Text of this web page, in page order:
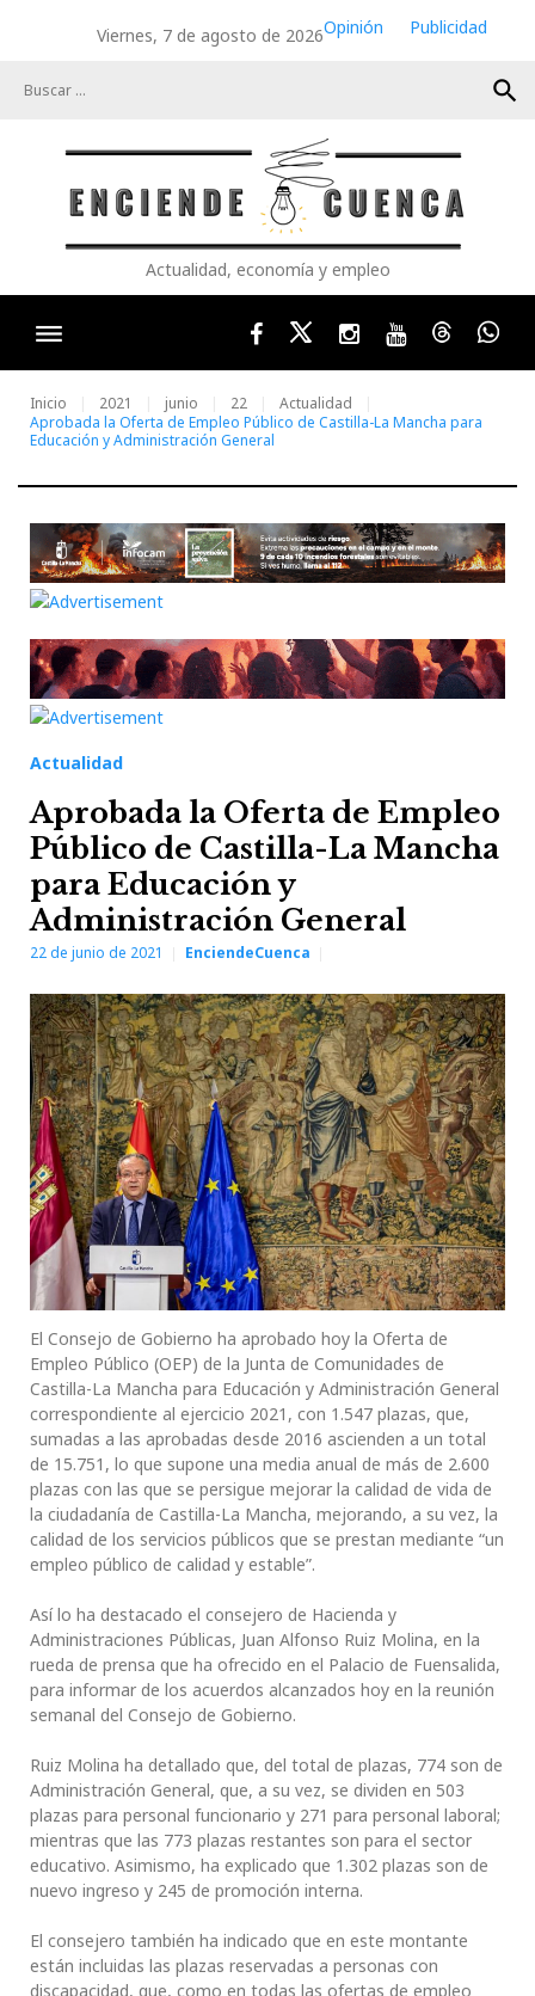
Viernes, 7 de agosto de 2026Opinión
Publicidad
search
Actualidad, economía y empleo
FacebookTwitterInstagram
YoutubeThreads
Inicio 2021 junio 22
Actualidad
Aprobada la Oferta de Empleo Público de Castilla-La Mancha para
Educación y Administración General
Actualidad
Aprobada la Oferta de Empleo
Público de Castilla-La Mancha
para Educación y
Administración General
22 de junio de 2021 EnciendeCuenca
El Consejo de Gobierno ha aprobado hoy la Oferta de
Empleo Público (OEP) de la Junta de Comunidades de
Castilla-La Mancha para Educación y Administración General
correspondiente al ejercicio 2021, con 1.547 plazas, que,
sumadas a las aprobadas desde 2016 ascienden a un total
de 15.751, lo que supone una media anual de más de 2.600
plazas con las que se persigue mejorar la calidad de vida de
la ciudadanía de Castilla-La Mancha, mejorando, a su vez, la
calidad de los servicios públicos que se prestan mediante “un
empleo público de calidad y estable”.
Así lo ha destacado el consejero de Hacienda y
Administraciones Públicas, Juan Alfonso Ruiz Molina, en la
rueda de prensa que ha ofrecido en el Palacio de Fuensalida,
para informar de los acuerdos alcanzados hoy en la reunión
semanal del Consejo de Gobierno.
Ruiz Molina ha detallado que, del total de plazas, 774 son de
Administración General, que, a su vez, se dividen en 503
plazas para personal funcionario y 271 para personal laboral;
mientras que las 773 plazas restantes son para el sector
educativo. Asimismo, ha explicado que 1.302 plazas son de
nuevo ingreso y 245 de promoción interna.
El consejero también ha indicado que en este montante
están incluidas las plazas reservadas a personas con
discapacidad, que, como en todas las ofertas de empleo